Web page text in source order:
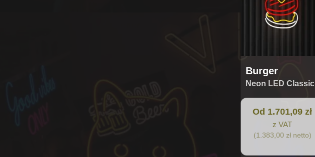
Burger
Neon LED Classic
Od 1.701,09 zł
z VAT
(1.383,00 zł netto)